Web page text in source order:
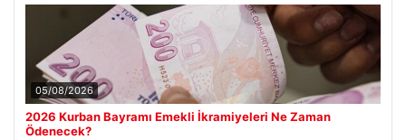
05/08/2026
2026 Kurban Bayramı Emekli İkramiyeleri Ne Zaman
Ödenecek?